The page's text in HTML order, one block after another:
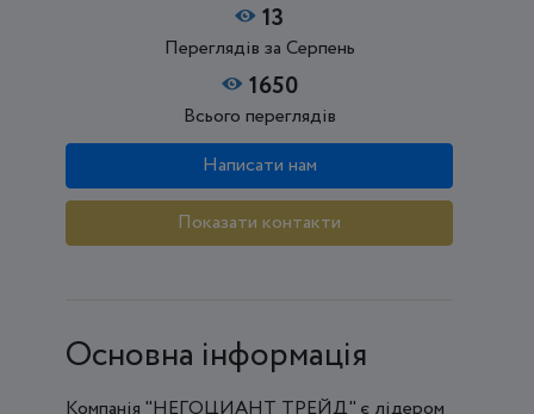
13
Переглядів за Серпень
1650
Всього переглядів
Написати нам
Показати контакти
Основна інформація